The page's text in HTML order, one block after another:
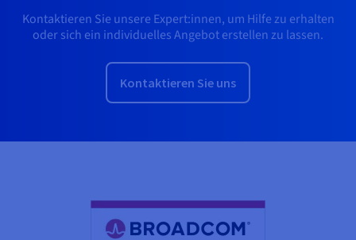
Kontaktieren Sie unsere Expert:innen, um Hilfe zu erhalten
oder sich ein individuelles Angebot erstellen zu lassen.
Kontaktieren Sie uns